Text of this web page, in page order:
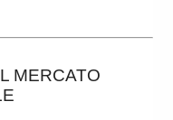
MERCATO